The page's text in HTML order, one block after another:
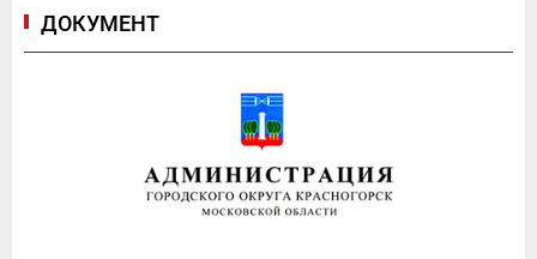
ДОКУМЕНТ